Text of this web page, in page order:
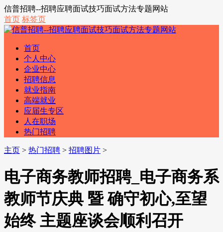
信普招聘--招聘应聘面试技巧面试方法专题网站
首页 标签页
首页
个人中心
企业中心
招聘信息
就业指南
高端就业
应届生专区
人在职场
热门招聘
主页 > 热门招聘 > 招聘图片 >
电子商务教师招聘_电子商务系
教师节庆典 暨 确守初心,至望
始终 主题座谈会顺利召开